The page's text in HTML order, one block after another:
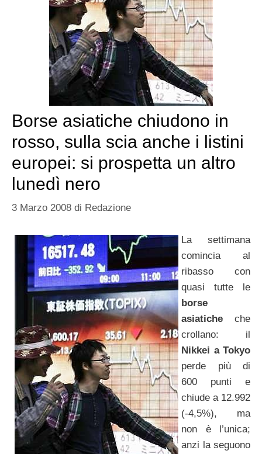
Borse asiatiche chiudono in
rosso, sulla scia anche i listini
europei: si prospetta un altro
lunedì nero
3 Marzo 2008 di Redazione
La settimana
comincia al
ribasso con
quasi tutte le
borse
asiatiche che
crollano: il
Nikkei a Tokyo
perde più di
600 punti e
chiude a 12.992
(-4,5%), ma
non è l’unica;
anzi la seguono